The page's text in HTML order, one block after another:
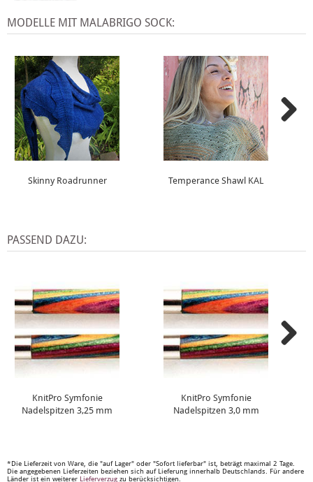
MODELLE MIT MALABRIGO SOCK:
Skinny Roadrunner Temperance Shawl KAL
PASSEND DAZU:
KnitPro Symfonie
Nadelspitzen 3,25 mm
KnitPro Symfonie
Nadelspitzen 3,0 mm
*Die Lieferzeit von Ware, die "auf Lager" oder "Sofort lieferbar" ist, beträgt maximal 2 Tage.
Die angegebenen Lieferzeiten beziehen sich auf Lieferung innerhalb Deutschlands. Für andere
Länder ist ein weiterer Lieferverzug zu berücksichtigen.